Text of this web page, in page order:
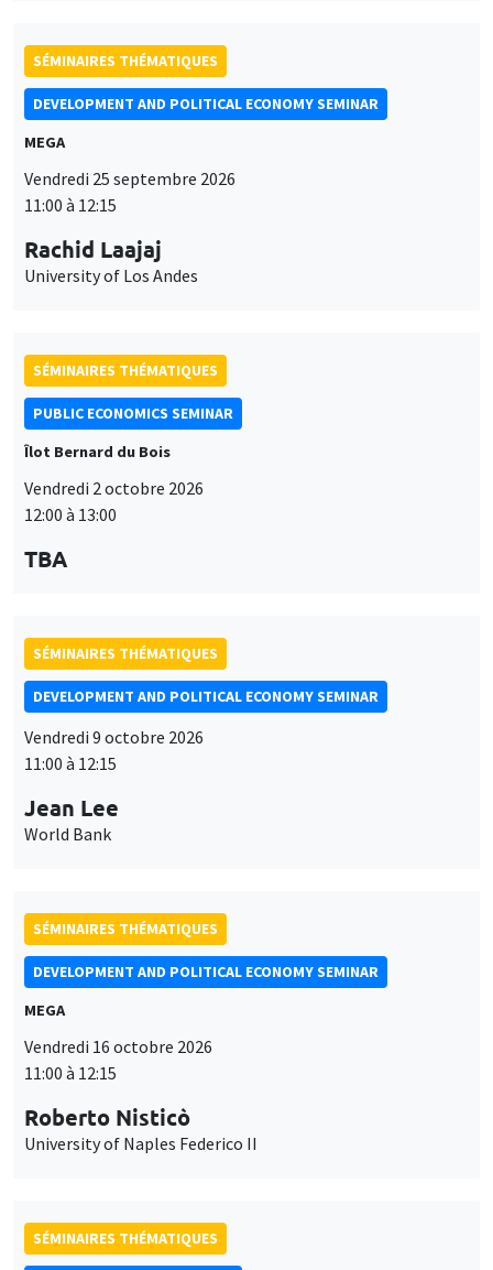
SÉMINAIRES THÉMATIQUES
DEVELOPMENT AND POLITICAL ECONOMY SEMINAR
MEGA
Vendredi 25 septembre 2026
11:00 à 12:15
Rachid Laajaj
University of Los Andes
SÉMINAIRES THÉMATIQUES
PUBLIC ECONOMICS SEMINAR
Îlot Bernard du Bois
Vendredi 2 octobre 2026
12:00 à 13:00
TBA
SÉMINAIRES THÉMATIQUES
DEVELOPMENT AND POLITICAL ECONOMY SEMINAR
Vendredi 9 octobre 2026
11:00 à 12:15
Jean Lee
World Bank
SÉMINAIRES THÉMATIQUES
DEVELOPMENT AND POLITICAL ECONOMY SEMINAR
MEGA
Vendredi 16 octobre 2026
11:00 à 12:15
Roberto Nisticò
University of Naples Federico II
SÉMINAIRES THÉMATIQUES